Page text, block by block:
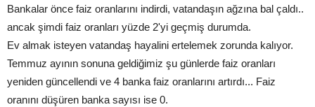
Bankalar önce faiz oranlarını indirdi, vatandaşın ağzına bal çaldı..
ancak şimdi faiz oranları yüzde 2'yi geçmiş durumda.
Ev almak isteyen vatandaş hayalini ertelemek zorunda kalıyor.
Temmuz ayının sonuna geldiğimiz şu günlerde faiz oranları
yeniden güncellendi ve 4 banka faiz oranlarını artırdı... Faiz
oranını düşüren banka sayısı ise 0.